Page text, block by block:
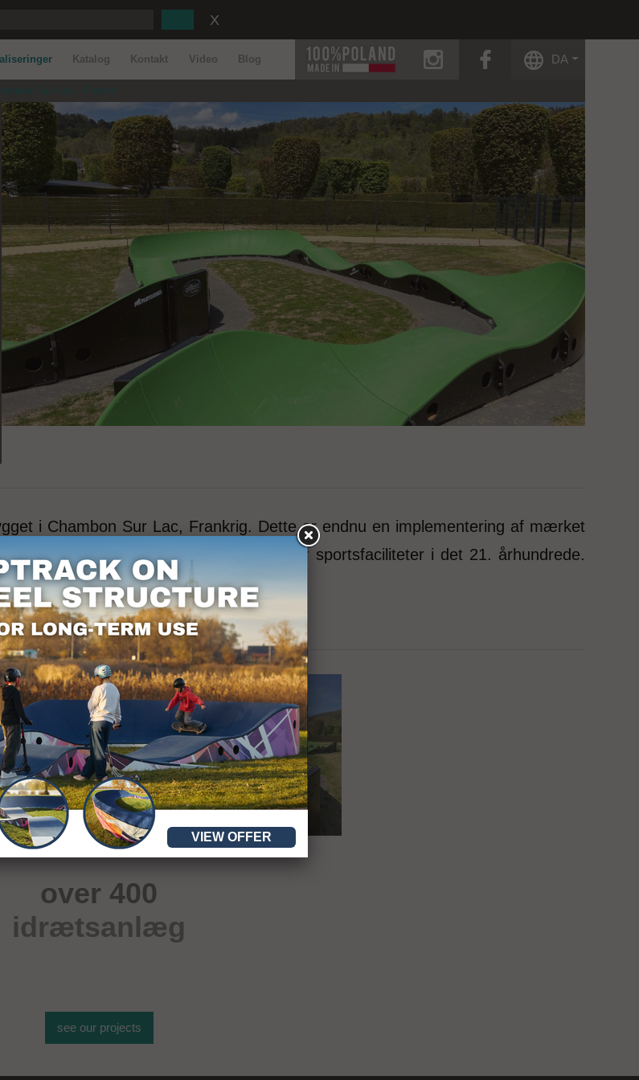
Katalog Kontakt Video Blog
instagram
DA
Sur Lac - France
i Chambon Sur Lac, Frankrig. Dette er endnu en implementering af mærket
vi Techramps Group og tilbyder sportsfaciliteter i det 21. århundrede.
www.techrampsgroup.com
over 400
idrætsanlæg
see our projects
VIEW OFFER